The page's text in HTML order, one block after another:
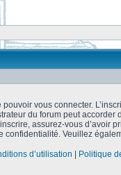
vous connecter.
du forum peut
assurez-vous d’avoir
confidentialité. Veuillez
d’utilisation
Politique